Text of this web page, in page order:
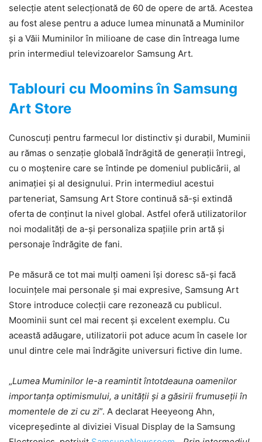
selecție atent selecționată de 60 de opere de artă. Acestea
au fost alese pentru a aduce lumea minunată a Muminilor
și a Văii Muminilor în milioane de case din întreaga lume
prin intermediul televizoarelor Samsung Art.
Tablouri cu Moomins în Samsung
Art Store
Cunoscuți pentru farmecul lor distinctiv și durabil, Muminii
au rămas o senzație globală îndrăgită de generații întregi,
cu o moștenire care se întinde pe domeniul publicării, al
animației și al designului. Prin intermediul acestui
parteneriat, Samsung Art Store continuă să-și extindă
oferta de conținut la nivel global. Astfel oferă utilizatorilor
noi modalități de a-și personaliza spațiile prin artă și
personaje îndrăgite de fani.
Pe măsură ce tot mai mulți oameni își doresc să-și facă
locuințele mai personale și mai expresive, Samsung Art
Store introduce colecții care rezonează cu publicul.
Moominii sunt cel mai recent și excelent exemplu. Cu
această adăugare, utilizatorii pot aduce acum în casele lor
unul dintre cele mai îndrăgite universuri fictive din lume.
„Lumea Muminilor le-a reamintit întotdeauna oamenilor
importanța optimismului, a unității și a găsirii frumuseții în
momentele de zi cu zi”. A declarat Heeyeong Ahn,
vicepreședinte al diviziei Visual Display de la Samsung